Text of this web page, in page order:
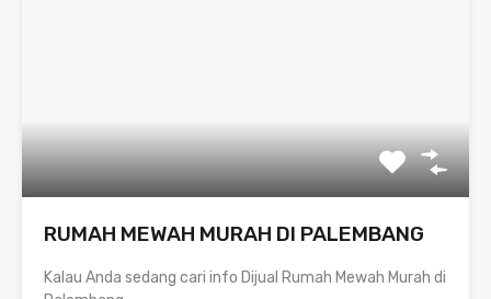
RUMAH MEWAH MURAH DI PALEMBANG
Kalau Anda sedang cari info Dijual Rumah Mewah Murah di